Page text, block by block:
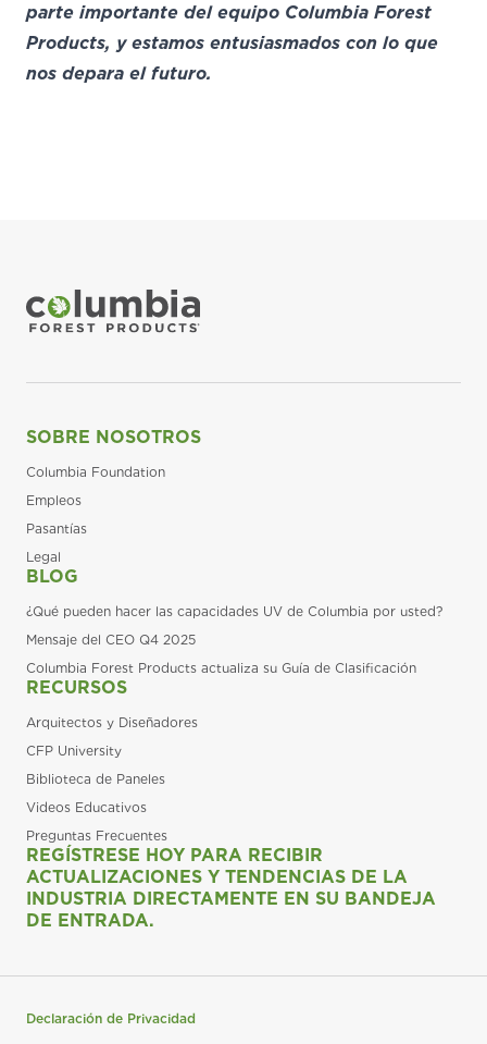
parte importante del equipo Columbia Forest
Products, y estamos entusiasmados con lo que
nos depara el futuro.
SOBRE NOSOTROS
Columbia Foundation
Empleos
Pasantías
Legal
BLOG
¿Qué pueden hacer las capacidades UV de Columbia por usted?
Mensaje del CEO Q4 2025
Columbia Forest Products actualiza su Guía de Clasificación
RECURSOS
Arquitectos y Diseñadores
CFP University
Biblioteca de Paneles
Videos Educativos
Preguntas Frecuentes
REGÍSTRESE HOY PARA RECIBIR
ACTUALIZACIONES Y TENDENCIAS DE LA
INDUSTRIA DIRECTAMENTE EN SU BANDEJA
DE ENTRADA.
Declaración de Privacidad